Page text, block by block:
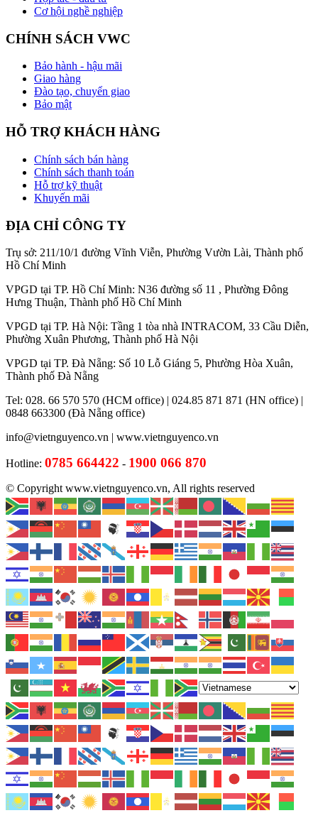
Cơ hội nghề nghiệp
CHÍNH SÁCH VWC
Bảo hành - hậu mãi
Giao hàng
Đào tạo, chuyển giao
Bảo mật
HỖ TRỢ KHÁCH HÀNG
Chính sách bán hàng
Chính sách thanh toán
Hỗ trợ kỹ thuật
Khuyến mãi
ĐỊA CHỈ CÔNG TY
Trụ sở: 211/10/1 đường Vĩnh Viễn, Phường Vườn Lài, Thành phố
Hồ Chí Minh
VPGD tại TP. Hồ Chí Minh: N36 đường số 11 , Phường Đông
Hưng Thuận, Thành phố Hồ Chí Minh
VPGD tại TP. Hà Nội: Tầng 1 tòa nhà INTRACOM, 33 Cầu Diễn,
Phường Xuân Phương, Thành phố Hà Nội
VPGD tại TP. Đà Nẵng: Số 10 Lỗ Giáng 5, Phường Hòa Xuân,
Thành phố Đà Nẵng
Tel: 028. 66 570 570 (HCM office) | 024.85 871 871 (HN office) |
0848 663300 (Đà Nẵng office)
info@vietnguyenco.vn | www.vietnguyenco.vn
Hotline: 0785 664422 - 1900 066 870
© Copyright www.vietnguyenco.vn, All rights reserved